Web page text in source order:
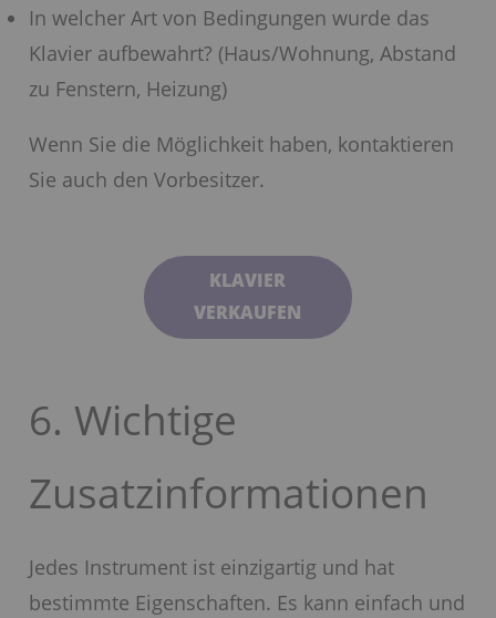
In welcher Art von Bedingungen wurde das
Klavier aufbewahrt? (Haus/Wohnung, Abstand
zu Fenstern, Heizung)
Wenn Sie die Möglichkeit haben, kontaktieren
Sie auch den Vorbesitzer.
KLAVIER
VERKAUFEN
6. Wichtige
Zusatzinformationen
Jedes Instrument ist einzigartig und hat
bestimmte Eigenschaften. Es kann einfach und